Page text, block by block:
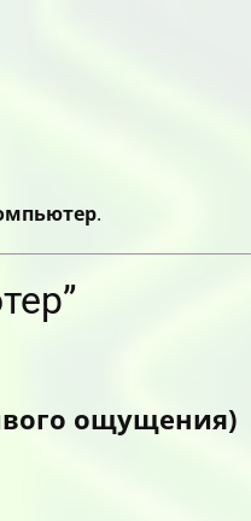
.
ощущения)